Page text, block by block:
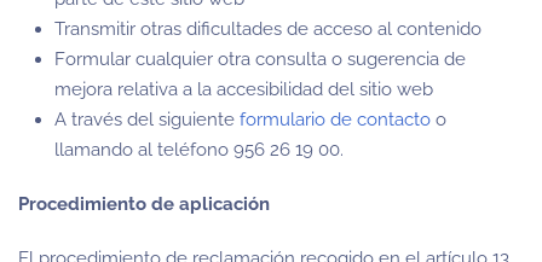
Transmitir otras dificultades de acceso al contenido
Formular cualquier otra consulta o sugerencia de
mejora relativa a la accesibilidad del sitio web
A través del siguiente formulario de contacto o
llamando al teléfono 956 26 19 00.
Procedimiento de aplicación